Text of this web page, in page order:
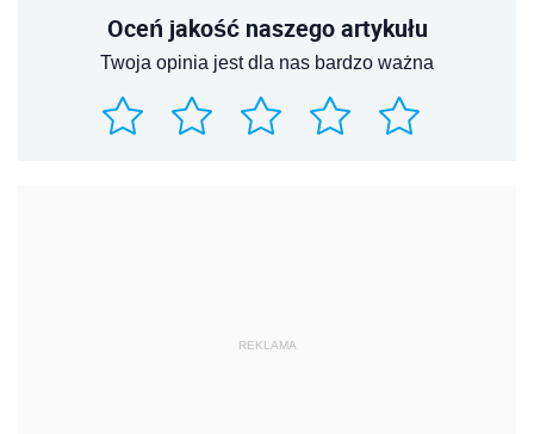
Oceń jakość naszego artykułu
Twoja opinia jest dla nas bardzo ważna
REKLAMA